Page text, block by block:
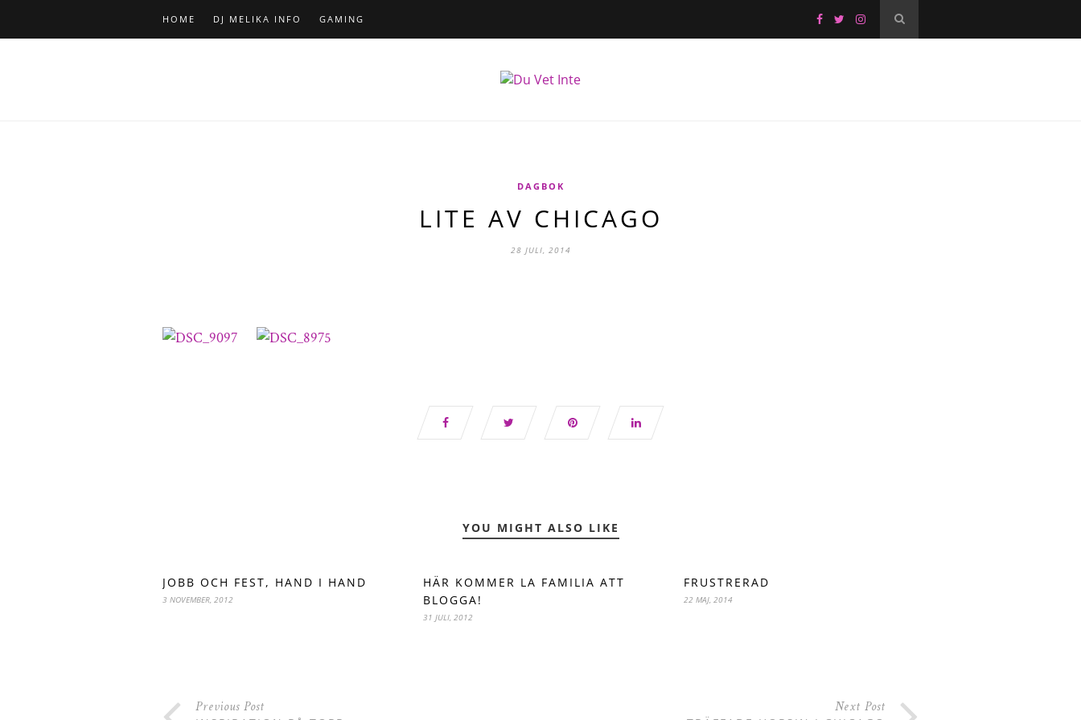
HOME DJ MELIKA INFO GAMING
DAGBOK
LITE AV CHICAGO
28 JULI, 2014
YOU MIGHT ALSO LIKE
JOBB OCH FEST, HAND I HAND
3 NOVEMBER, 2012
HÄR KOMMER LA FAMILIA ATT
BLOGGA!
31 JULI, 2012
FRUSTRERAD
22 MAJ, 2014
Previous Post Next Post